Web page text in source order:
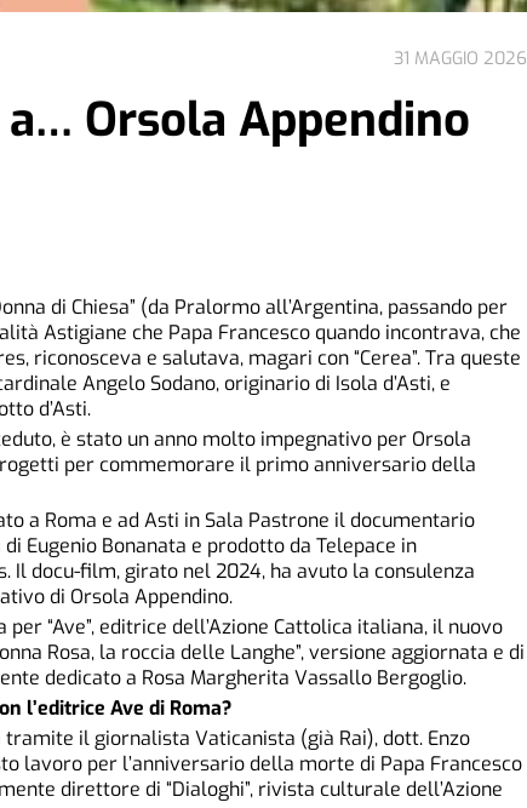
31 MAGGIO 2026
Orsola Appendino
di Chiesa” (da Pralormo all’Argentina, passando per
Astigiane che Papa Francesco quando incontrava, che
riconosceva e salutava, magari con “Cerea”. Tra queste
Angelo Sodano, originario di Isola d’Asti, e
d’Asti.
è stato un anno molto impegnativo per Orsola
per commemorare il primo anniversario della
a Roma e ad Asti in Sala Pastrone il documentario
di Eugenio Bonanata e prodotto da Telepace in
Il docu-film, girato nel 2024, ha avuto la consulenza
di Orsola Appendino.
“Ave”, editrice dell’Azione Cattolica italiana, il nuovo
Rosa, la roccia delle Langhe”, versione aggiornata e di
dedicato a Rosa Margherita Vassallo Bergoglio.
l’editrice Ave di Roma?
tramite il giornalista Vaticanista (già Rai), dott. Enzo
lavoro per l’anniversario della morte di Papa Francesco
direttore di “Dialoghi”, rivista culturale dell’Azione